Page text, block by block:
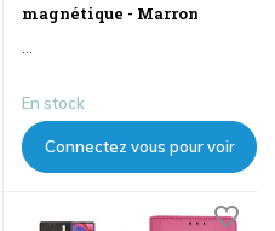
magnétique - Marron
En stock
Connectez vous pour voir